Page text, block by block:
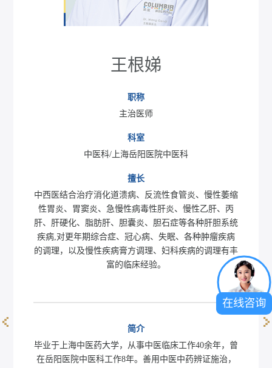
王根娣
职称
主治医师
科室
中医科/上海岳阳医院中医科
擅长
中西医结合治疗消化道溃病、反流性食管炎、慢性萎缩
性胃炎、胃窦炎、急慢性病毒性肝炎、慢性乙肝、丙
肝、肝硬化、脂肪肝、胆囊炎、胆石症等各种肝胆系统
疾病,对更年期综合症、冠心病、失眠、各种肿瘤疾病
的调理，以及慢性疾病膏方调理、妇科疾病的调理有丰
富的临床经验。
简介
毕业于上海中医药大学，从事中医临床工作40余年，曾
在岳阳医院中医科工作8年。善用中医中药辨证施治，
在线咨询